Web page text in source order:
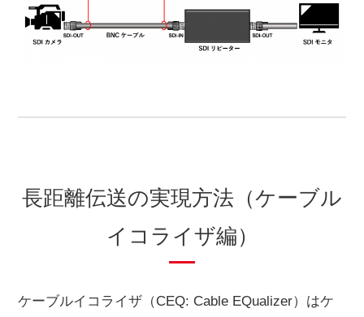
長距離伝送の実現方法（ケーブル
イコライザ編）
ケーブルイコライザ（CEQ: Cable EQualizer）はケ